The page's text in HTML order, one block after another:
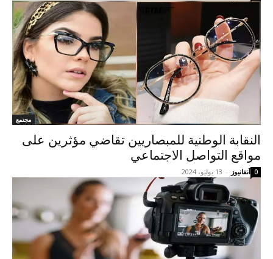
مجتمع
النقابة الوطنية للمبصاريين تقاضي مؤثرين على
مواقع التواصل الاجتماعي
آنفانيوز - 13 يوليو، 2024 0